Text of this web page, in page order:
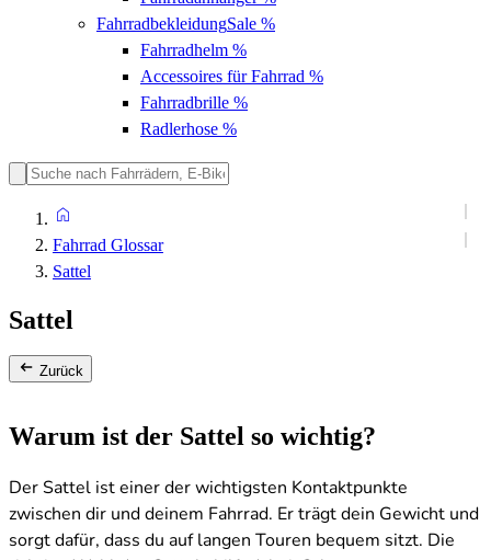
FahrradbekleidungSale %
Fahrradhelm %
Accessoires für Fahrrad %
Fahrradbrille %
Radlerhose %
Fahrrad Glossar
Sattel
Sattel
Zurück
Warum ist der Sattel so wichtig?
Der Sattel ist einer der wichtigsten Kontaktpunkte
zwischen dir und deinem Fahrrad. Er trägt dein Gewicht und
sorgt dafür, dass du auf langen Touren bequem sitzt. Die